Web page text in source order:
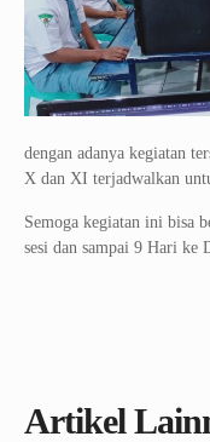
dengan adanya kegiatan
X dan XI terjadwalkan
Semoga kegiatan ini bisa
sesi dan sampai 9 Hari ke
Artikel